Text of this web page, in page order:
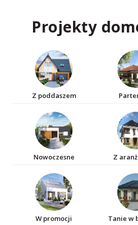
Projekty
Z poddaszem
Nowoczesne Z
W promocji Tanie w